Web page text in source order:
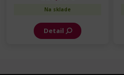
Na sklade
Detail